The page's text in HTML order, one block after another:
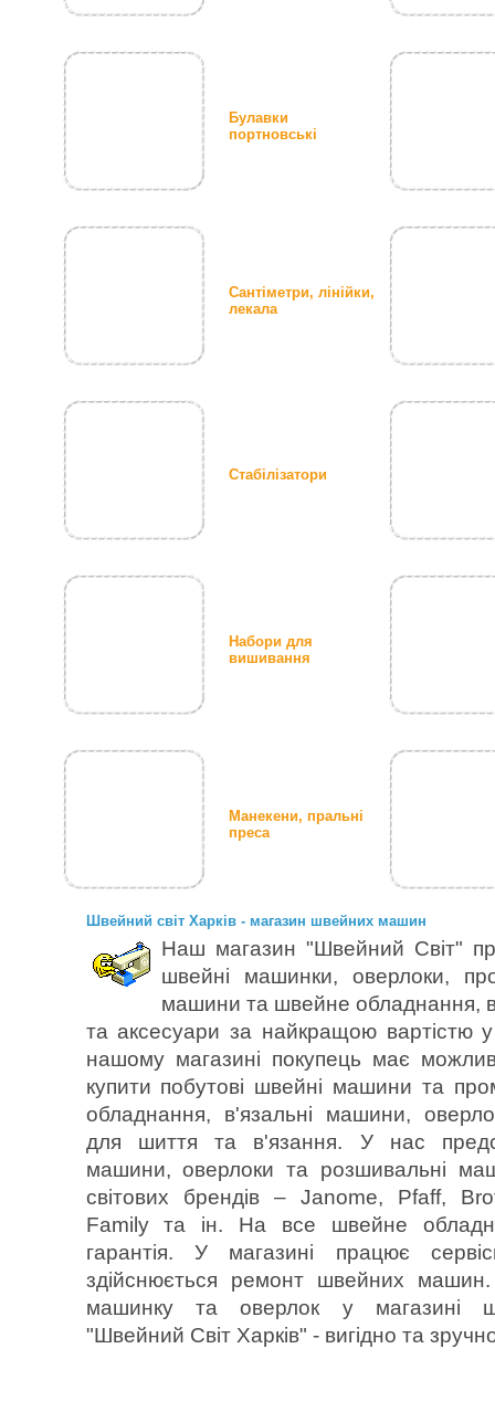
Булавки
портновські
Сантіметри, лінійки,
лекала
Стабілізатори
Набори для
вишивання
Манекени, пральні
преса
Швейний світ Харків - магазин швейних машин
Наш магазин "Швейний Світ"
швейні машинки, оверлоки,
машини та швейне обладнання,
та аксесуари за найкращою вартістю у
нашому магазині покупець має
купити побутові швейні машини та
обладнання, в'язальні машини,
для шиття та в'язання. У нас
машини, оверлоки та розшивальні
світових брендів – Janome, Pfaff,
Family та ін. На все швейне
гарантія. У магазині працює
здійснюється ремонт швейних
машинку та оверлок у магазині
"Швейний Світ Харків" - вигідно та